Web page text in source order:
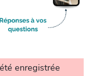
enregistrée